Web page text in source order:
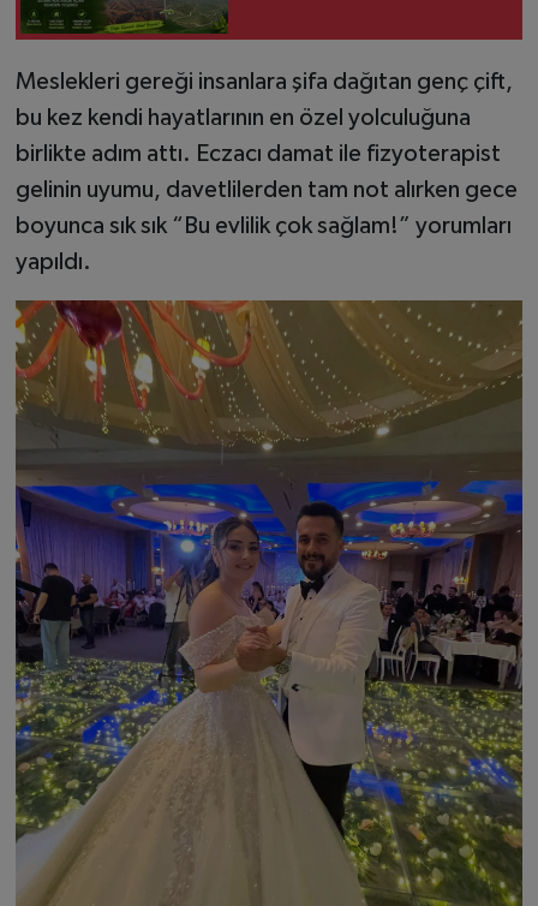
Meslekleri gereği insanlara şifa dağıtan genç çift,
bu kez kendi hayatlarının en özel yolculuğuna
birlikte adım attı. Eczacı damat ile fizyoterapist
gelinin uyumu, davetlilerden tam not alırken gece
boyunca sık sık “Bu evlilik çok sağlam!” yorumları
yapıldı.